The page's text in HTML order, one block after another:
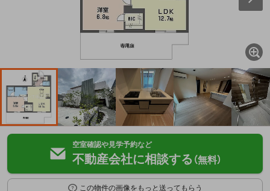
空室確認や見学予約など
不動産会社に相談する （無料）
この物件の画像をもっと送ってもらう